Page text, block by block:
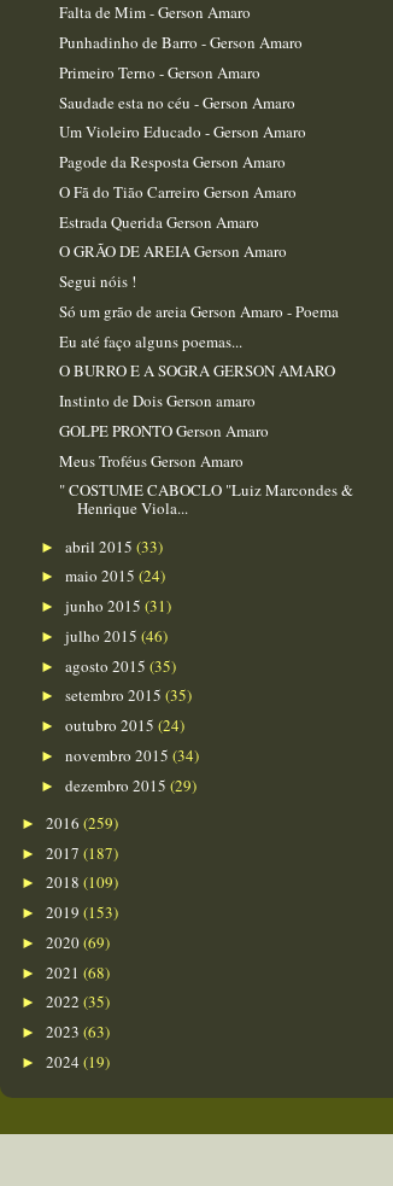
Falta de Mim - Gerson Amaro
Punhadinho de Barro - Gerson Amaro
Primeiro Terno - Gerson Amaro
Saudade esta no céu - Gerson Amaro
Um Violeiro Educado - Gerson Amaro
Pagode da Resposta Gerson Amaro
O Fã do Tião Carreiro Gerson Amaro
Estrada Querida Gerson Amaro
O GRÃO DE AREIA Gerson Amaro
Segui nóis !
Só um grão de areia Gerson Amaro - Poema
Eu até faço alguns poemas...
O BURRO E A SOGRA GERSON AMARO
Instinto de Dois Gerson amaro
GOLPE PRONTO Gerson Amaro
Meus Troféus Gerson Amaro
" COSTUME CABOCLO "Luiz Marcondes &
Henrique Viola...
► abril 2015 (33)
► maio 2015 (24)
► junho 2015 (31)
► julho 2015 (46)
► agosto 2015 (35)
► setembro 2015 (35)
► outubro 2015 (24)
► novembro 2015 (34)
► dezembro 2015 (29)
► 2016 (259)
► 2017 (187)
► 2018 (109)
► 2019 (153)
► 2020(69)
► 2021 (68)
► 2022 (35)
► 2023 (63)
► 2024 (19)